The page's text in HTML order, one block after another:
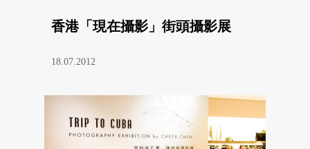
香港「現在攝影」街頭攝影展
18.07.2012